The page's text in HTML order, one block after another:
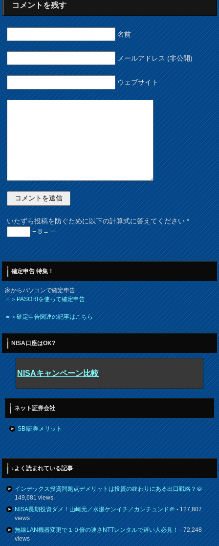
コメントを残す
名前
メールアドレス (非公開)
ウェブサイト
いたずら投稿を防ぐために以下の計算式に答えてください*
− 8 = 一
確定申告 特集！
家からパソコンで確定申告
＝＞PASORIを使って確定申告
＝＞確定申告関連の記事はこちら
NISA口座はOK?
NISAキャンペーン比較
ネット証券会社
SBI証券メリット
↓よく読まれている記事
インデックス投資問題点デメリットは投資の終わりにある出口戦略？＠-
149,681 views
NISA長期投資ダメ！山崎元／水瀬ケンイチ／カンチュンド＠- 127,807
views
無線LAN機器変更で１０倍の速さNTTレンタルで遅い人必見！- 72,248
views